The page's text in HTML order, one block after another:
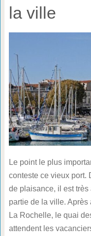
la ville
Le point le plus
conteste ce vieux port.
de plaisance, il est
partie de la ville. Après
La Rochelle, le quai
attendent les